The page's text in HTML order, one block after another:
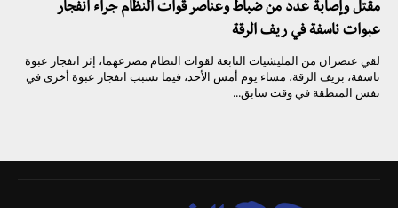
مقتل وإصابة عدد من ضباط وعناصر قوات النظام جراء انفجار
عبوات ناسفة في ريف الرقة
لقي عنصران من المليشيات التابعة لقوات النظام مصرعهما، إثر انفجار عبوة
ناسفة، بريف الرقة، مساء يوم أمس الأحد، فيما تسبب انفجار عبوة أخرى في
نفس المنطقة في وقت سابق...